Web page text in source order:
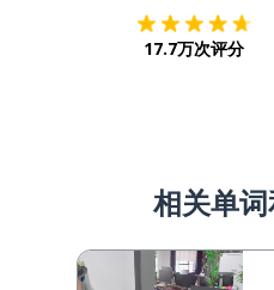
17.7万次评分
相关单词